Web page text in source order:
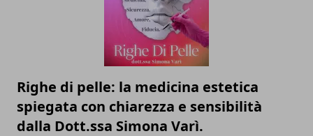
Righe di pelle: la medicina estetica
spiegata con chiarezza e sensibilità
dalla Dott.ssa Simona Varì.